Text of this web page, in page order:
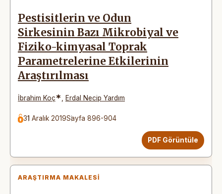
Pestisitlerin ve Odun
Sirkesinin Bazı Mikrobiyal ve
Fiziko-kimyasal Toprak
Parametrelerine Etkilerinin
Araştırılması
İbrahim Koç* Erdal Necip Yardım
31 Aralık 2019Sayfa 896-904
PDF Görüntüle
ARAŞTIRMA MAKALESI